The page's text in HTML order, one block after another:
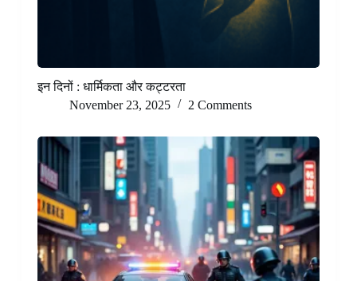
इन दिनों : धार्मिकता और कट्टरता
November 23, 2025
2 Comments